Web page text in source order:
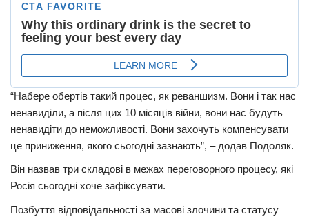
“Набере обертів такий процес, як реваншизм. Вони і так нас
ненавиділи, а після цих 10 місяців війни, вони нас будуть
ненавидіти до неможливості. Вони захочуть компенсувати
це приниження, якого сьогодні зазнають”, – додав Подоляк.
Він назвав три складові в межах переговорного процесу, які
Росія сьогодні хоче зафіксувати.
Позбуття відповідальності за масові злочини та статусу